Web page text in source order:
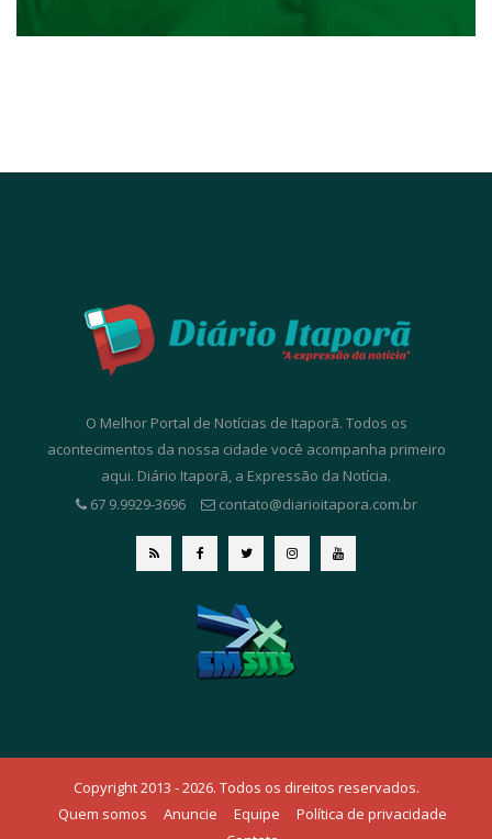
O Melhor Portal de Notícias de Itaporã. Todos os
acontecimentos da nossa cidade você acompanha primeiro
aqui. Diário Itaporã, a Expressão da Notícia.
67 9.9929-3696
contato@diarioitapora.com.br
Copyright 2013 - 2026. Todos os direitos reservados.
Quem somos
Anuncie Equipe
Política de privacidade